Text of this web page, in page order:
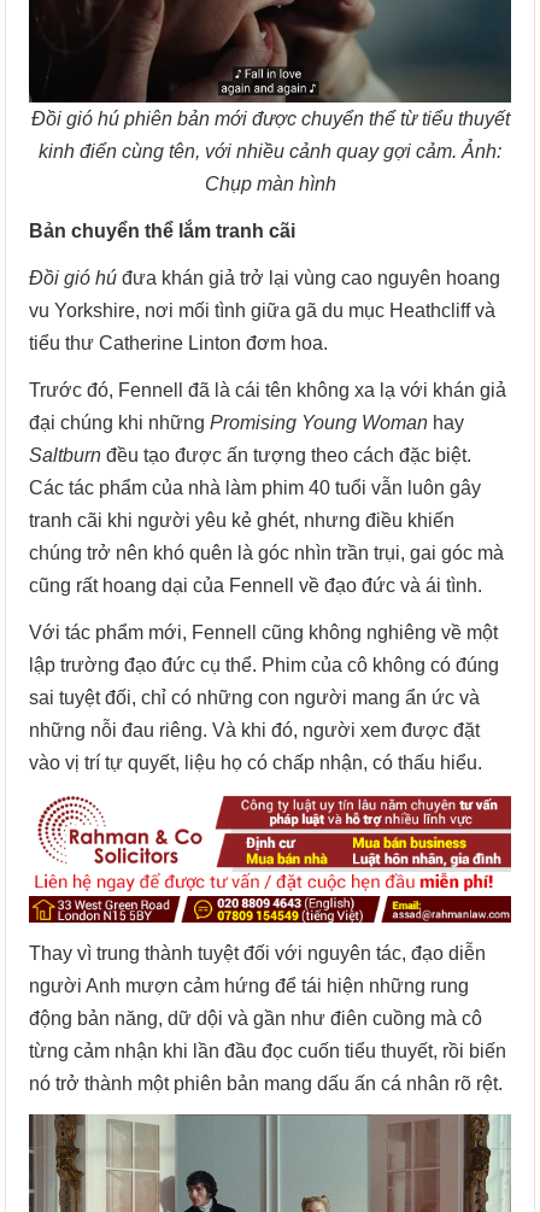
Đồi gió hú phiên bản mới được chuyển thể từ tiểu thuyết
kinh điển cùng tên, với nhiều cảnh quay gợi cảm. Ảnh:
Chụp màn hình
Bản chuyển thể lắm tranh cãi
Đồi gió hú đưa khán giả trở lại vùng cao nguyên hoang
vu Yorkshire, nơi mối tình giữa gã du mục Heathcliff và
tiểu thư Catherine Linton đơm hoa.
Trước đó, Fennell đã là cái tên không xa lạ với khán giả
đại chúng khi nhữngPromising Young Woman hay
Saltburn đều tạo được ấn tượng theo cách đặc biệt.
Các tác phẩm của nhà làm phim 40 tuổi vẫn luôn gây
tranh cãi khi người yêu kẻ ghét, nhưng điều khiến
chúng trở nên khó quên là góc nhìn trần trụi, gai góc mà
cũng rất hoang dại của Fennell về đạo đức và ái tình.
Với tác phẩm mới, Fennell cũng không nghiêng về một
lập trường đạo đức cụ thể. Phim của cô không có đúng
sai tuyệt đối, chỉ có những con người mang ẩn ức và
những nỗi đau riêng. Và khi đó, người xem được đặt
vào vị trí tự quyết, liệu họ có chấp nhận, có thấu hiểu.
Thay vì trung thành tuyệt đối với nguyên tác, đạo diễn
người Anh mượn cảm hứng để tái hiện những rung
động bản năng, dữ dội và gần như điên cuồng mà cô
từng cảm nhận khi lần đầu đọc cuốn tiểu thuyết, rồi biến
nó trở thành một phiên bản mang dấu ấn cá nhân rõ rệt.